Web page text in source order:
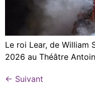
Le roi Lear, de William
2026 au Théâtre
← Suivant